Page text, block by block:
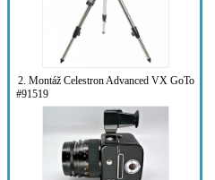
2. Montáž Celestron Advanced VX GoTo
#91519